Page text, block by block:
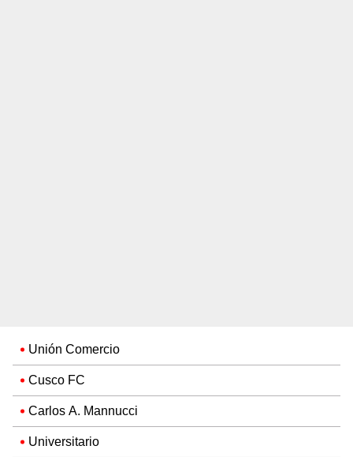
Unión Comercio
Cusco FC
Carlos A. Mannucci
Universitario